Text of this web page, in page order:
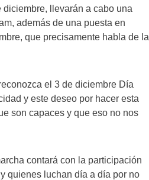
llevarán a cabo una
además de una puesta en
que precisamente habla de la
el 3 de diciembre Día
y este deseo por hacer esta
son capaces y que eso no nos
contará con la participación
quienes luchan día a día por no